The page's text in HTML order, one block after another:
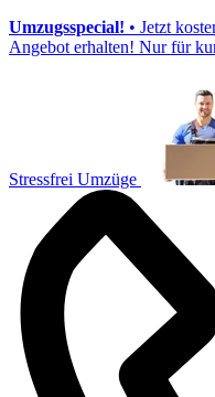
Umzugsspecial! • Jetzt
Angebot erhalten! Nur für
Stressfrei Umzüge